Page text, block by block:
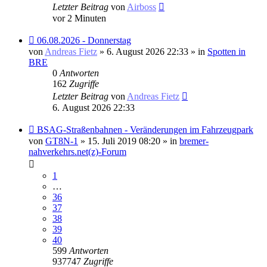
Letzter Beitrag von Airboss
vor 2 Minuten
Neuer
Beitrag
06.08.2026 - Donnerstag
von Andreas Fietz » 6. August 2026 22:33 » in Spotten in
BRE
0 Antworten
162 Zugriffe
Letzter Beitrag von Andreas Fietz
6. August 2026 22:33
Neuer
Beitrag
BSAG-Straßenbahnen - Veränderungen im Fahrzeugpark
von GT8N-1 » 15. Juli 2019 08:20 » in bremer-
nahverkehrs.net(z)-Forum
1
…
36
37
38
39
40
599 Antworten
937747 Zugriffe